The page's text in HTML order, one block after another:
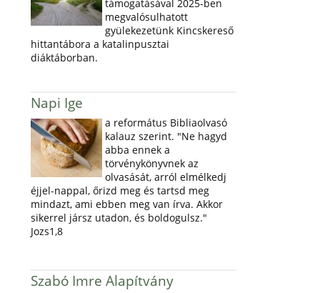
támogatásával 2025-ben
megvalósulhatott
gyülekezetünk Kincskereső
hittantábora a katalinpusztai
diáktáborban.
Napi Ige
a református Bibliaolvasó
kalauz szerint. "Ne hagyd
abba ennek a
törvénykönyvnek az
olvasását, arról elmélkedj
éjjel-nappal, őrizd meg és tartsd meg
mindazt, ami ebben meg van írva. Akkor
sikerrel jársz utadon, és boldogulsz."
Jozs1,8
Szabó Imre Alapítvány